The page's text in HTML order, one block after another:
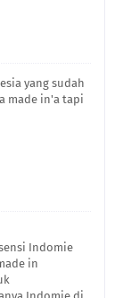
yang sudah
made in'a tapi
Indomie
in